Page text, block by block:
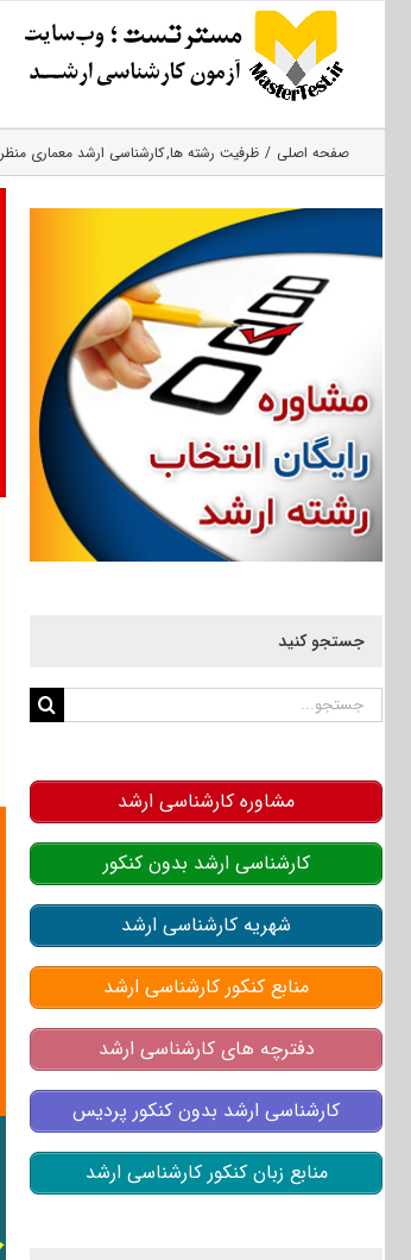
صفحه اصلی ظرفیت رشته ها کارشناسی ارشد معماری منظر
جستجو کنید
جستجو
مشاوره کارشناسی ارشد
کارشناسی ارشد بدون کنکور
شهریه کارشناسی ارشد
منابع کنکور کارشناسی ارشد
دفترچه های کارشناسی ارشد
کارشناسی ارشد بدون کنکور پردیس
منابع زبان کنکور کارشناسی ارشد